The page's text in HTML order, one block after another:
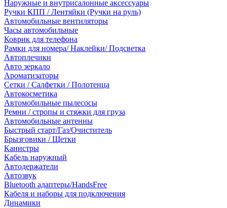
Наружные и внутрисалонные аксессуары
Ручки КПП / Лентяйки (Ручки на руль)
Автомобильные вентиляторы
Часы автомобильные
Коврик для телефона
Рамки для номера/ Наклейки/ Подсветка
Автоплечики
Авто зеркало
Ароматизаторы
Сетки / Салфетки / Полотенца
Автокосметика
Автомобильные пылесосы
Ремни / стропы и стяжки для груза
Автомобильные антенны
Быстрый старт/Газ/Очиститель
Брызговики / Щетки
Канистры
Кабель наружный
Автодержатели
Автозвук
Bluetooth адаптеры/HandsFree
Кабеля и наборы для подключения
Динамики